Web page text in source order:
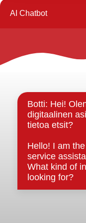
Rautalammin kunta
Strategiat,
sopimukset
Evästeet
Tietosuoja
Tietosuojaselosteet